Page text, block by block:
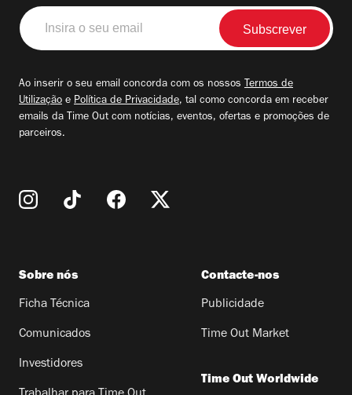
Insira
o
seu
Ao inserir o seu email concorda com os nossos Termos de
Utilização e Política de Privacidade, tal como concorda em receber
emails da Time Out com notícias, eventos, ofertas e promoções de
parceiros.
Sobre nós
Ficha Técnica
Comunicados
Investidores
Contacte-nos
Publicidade
Time Out Market
Time Out Worldwide